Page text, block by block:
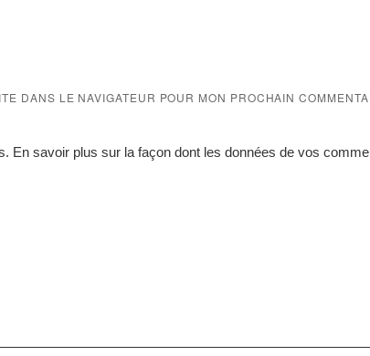
DANS LE NAVIGATEUR POUR MON PROCHAIN
En savoir plus sur la façon dont les données de vos